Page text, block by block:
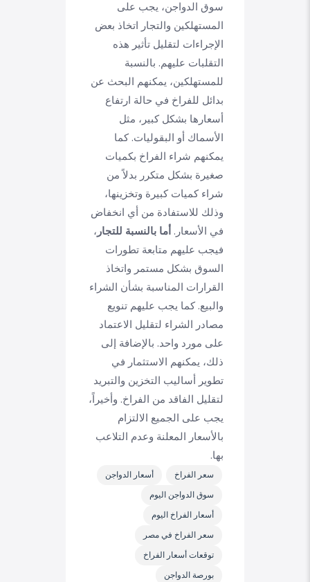
سوق الدواجن، يجب على
المستهلكين والتجار اتخاذ بعض
الإجراءات لتقليل تأثير هذه
التقلبات عليهم. بالنسبة
للمستهلكين، يمكنهم البحث عن
بدائل للفراخ في حالة ارتفاع
أسعارها بشكل كبير، مثل
الأسماك أو البقوليات. كما
يمكنهم شراء الفراخ بكميات
صغيرة بشكل متكرر بدلاً من
شراء كميات كبيرة وتخزينها،
وذلك للاستفادة من أي انخفاض
في الأسعار. أما بالنسبة للتجار ،
فيجب عليهم متابعة تطورات
السوق بشكل مستمر واتخاذ
القرارات المناسبة بشأن الشراء
والبيع. كما يجب عليهم تنويع
مصادر الشراء لتقليل الاعتماد
على مورد واحد. بالإضافة إلى
ذلك، يمكنهم الاستثمار في
تطوير أساليب التخزين والتبريد
لتقليل الفاقد من الفراخ. وأخيراً،
يجب على الجميع الالتزام
بالأسعار المعلنة وعدم التلاعب
بها.
سعر الفراخ
أسعار الدواجن
سوق الدواجن اليوم
أسعار الفراخ اليوم
سعر الفراخ في مصر
توقعات أسعار الفراخ
بورصة الدواجن